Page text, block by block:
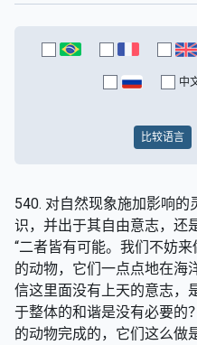
中
比较语言
540. 对自然现象施加影响
识，并出于其自由意志，还
“二者皆有可能。我们不妨
的动物，它们一点点地在海
信这里面没有上天的意志，
于整体的和谐是没有必要的
的动物完成的，它们这么做